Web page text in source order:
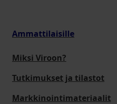
Ammattilaisille
Miksi Viroon?
Tutkimukset ja tilastot
Markkinointimateriaalit